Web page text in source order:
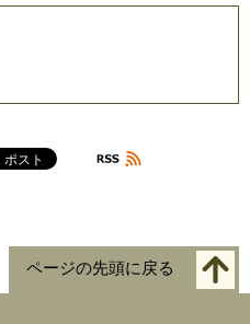
ページの先頭に戻る